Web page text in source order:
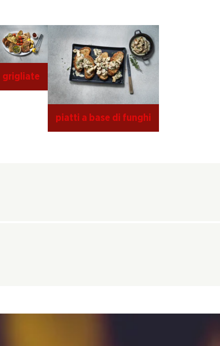
grigliate
piatti a base di funghi